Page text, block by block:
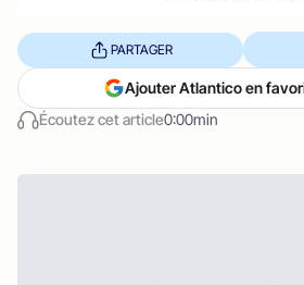
Écoutez cet article0:00min
PARTAGER
Ajouter Atlantico en